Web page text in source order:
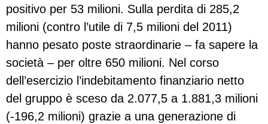
positivo per 53 milioni. Sulla perdita di 285,2
milioni (contro l’utile di 7,5 milioni del 2011)
hanno pesato poste straordinarie – fa sapere la
società – per oltre 650 milioni. Nel corso
dell’esercizio l’indebitamento finanziario netto
del gruppo è sceso da 2.077,5 a 1.881,3 milioni
(-196,2 milioni) grazie a una generazione di